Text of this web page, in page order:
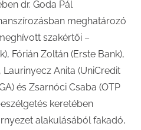
dr. Goda Pál
meghatározó
szakértői –
Fórián Zoltán (Erste Bank),
Anita (UniCredit
és Zsarnóci Csaba (OTP
keretében
alakulásából fakadó,